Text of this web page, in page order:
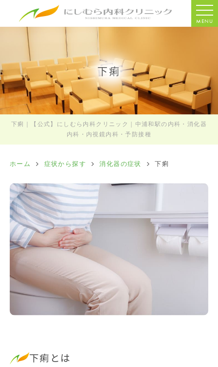
MENU
下痢
下痢｜【公式】にしむら内科クリニック｜中浦和駅の内科・消化器
内科・内視鏡内科・予防接種
ホーム 症状から探す 消化器の症状 下痢
下痢とは